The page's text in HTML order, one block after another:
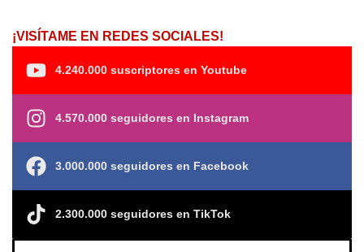
¡VISÍTAME EN REDES SOCIALES!
4.240.000 suscriptores en Youtube
4.570.000 seguidores en Instagram
3.000.000 seguidores en Facebook
2.300.000 seguidores en TikTok